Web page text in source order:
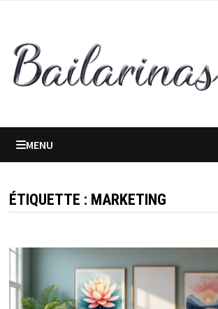
contenu
MENU
ÉTIQUETTE : MARKETING